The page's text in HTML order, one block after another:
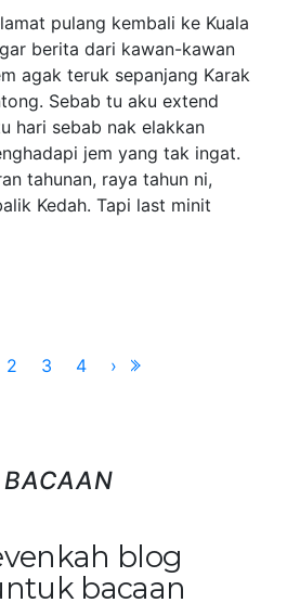
pulang kembali ke Kuala
berita dari kawan-kawan
agak teruk sepanjang Karak
Sebab tu aku extend
hari sebab nak elakkan
jem yang tak ingat.
tahunan, raya tahun ni,
Kedah. Tapi last minit
2 3 4 ›
blog
bacaan